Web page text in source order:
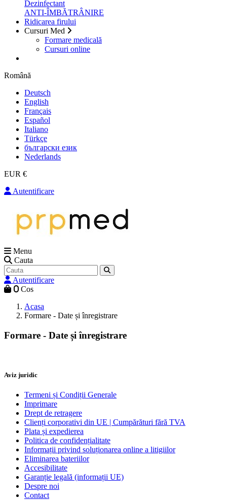
Dezinfectant
ANTI-ÎMBĂTRÂNIRE
Ridicarea firului
Cursuri Med
Formare medicală
Cursuri online
Română
Deutsch
English
Français
Español
Italiano
Türkçe
български език
Nederlands
EUR €
Autentificare
Menu
Cauta
Autentificare
0 Cos
Acasa
Formare - Date și înregistrare
Formare - Date și înregistrare
Aviz juridic
Termeni și Condiții Generale
Imprimare
Drept de retragere
Clienți corporativi din UE | Cumpărături fără TVA
Plata și expedierea
Politica de confidențialitate
Informații privind soluționarea online a litigiilor
Eliminarea bateriilor
Accesibilitate
Garanție legală (informații UE)
Despre noi
Contact